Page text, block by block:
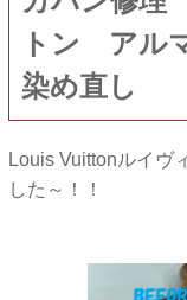
トン ア
染め直し
Louis Vuittonルイヴ
した～！！